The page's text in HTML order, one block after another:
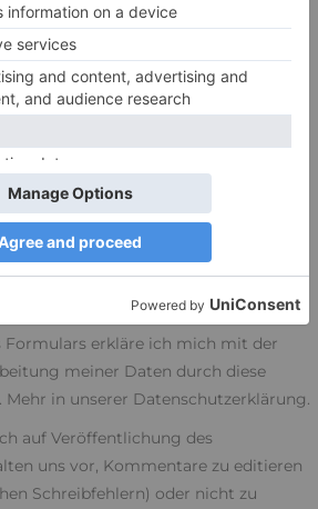
nicht veröffentlicht)
und Website in diesem Browser für
speichern.
Formulars erkläre ich mich mit der
meiner Daten durch diese
Mehr in unserer Datenschutzerklärung.
auf Veröffentlichung des
uns vor, Kommentare zu editieren
Schreibfehlern) oder nicht zu